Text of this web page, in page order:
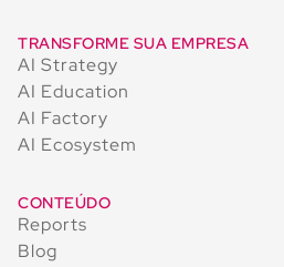
TRANSFORME SUA EMPRESA
AI Strategy
AI Education
AI Factory
AI Ecosystem
CONTEÚDO
Reports
Blog